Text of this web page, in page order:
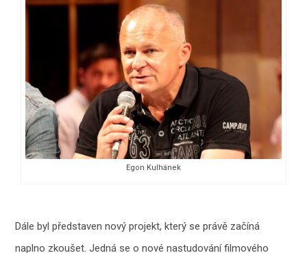
Egon Kulhánek
Dále byl představen nový projekt, který se právě začíná
naplno zkoušet. Jedná se o nové nastudování filmového